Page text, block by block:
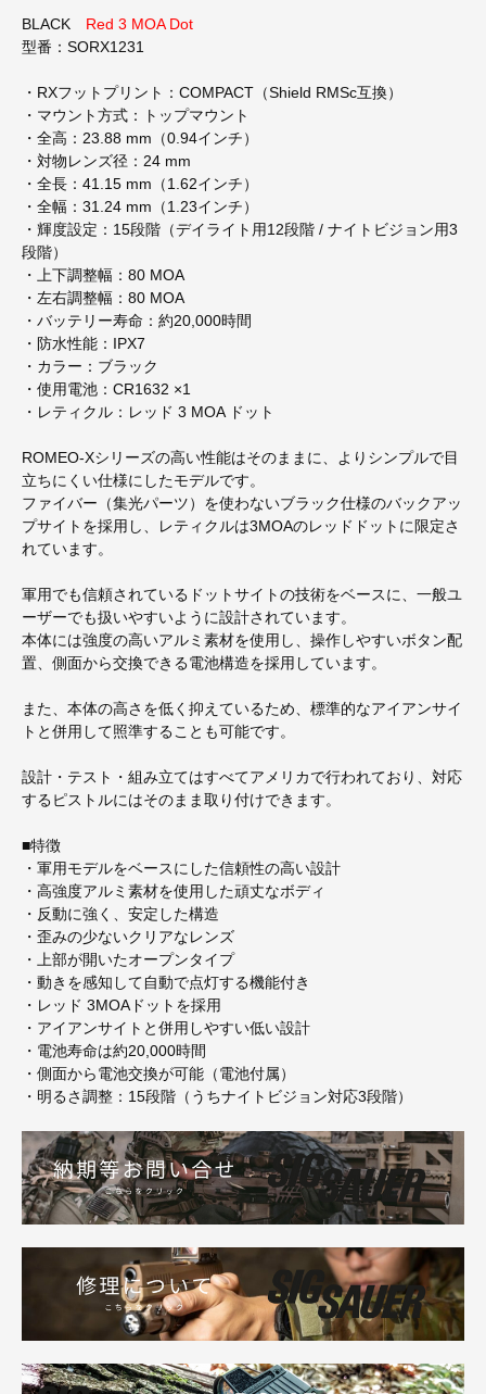
BLACK Red 3 MOA Dot
型番：SORX1231
・RXフットプリント：COMPACT（Shield RMSc互換）
・マウント方式：トップマウント
・全高：23.88 mm（0.94インチ）
・対物レンズ径：24 mm
・全長：41.15 mm（1.62インチ）
・全幅：31.24 mm（1.23インチ）
・輝度設定：15段階（デイライト用12段階 / ナイトビジョン用3
段階）
・上下調整幅：80 MOA
・左右調整幅：80 MOA
・バッテリー寿命：約20,000時間
・防水性能：IPX7
・カラー：ブラック
・使用電池：CR1632 ×1
・レティクル：レッド 3 MOA ドット
ROMEO-Xシリーズの高い性能はそのままに、よりシンプルで目
立ちにくい仕様にしたモデルです。
ファイバー（集光パーツ）を使わないブラック仕様のバックアッ
プサイトを採用し、レティクルは3MOAのレッドドットに限定さ
れています。
軍用でも信頼されているドットサイトの技術をベースに、一般ユ
ーザーでも扱いやすいように設計されています。
本体には強度の高いアルミ素材を使用し、操作しやすいボタン配
置、側面から交換できる電池構造を採用しています。
また、本体の高さを低く抑えているため、標準的なアイアンサイ
トと併用して照準することも可能です。
設計・テスト・組み立てはすべてアメリカで行われており、対応
するピストルにはそのまま取り付けできます。
■特徴
・軍用モデルをベースにした信頼性の高い設計
・高強度アルミ素材を使用した頑丈なボディ
・反動に強く、安定した構造
・歪みの少ないクリアなレンズ
・上部が開いたオープンタイプ
・動きを感知して自動で点灯する機能付き
・レッド 3MOAドットを採用
・アイアンサイトと併用しやすい低い設計
・電池寿命は約20,000時間
・側面から電池交換が可能（電池付属）
・明るさ調整：15段階（うちナイトビジョン対応3段階）